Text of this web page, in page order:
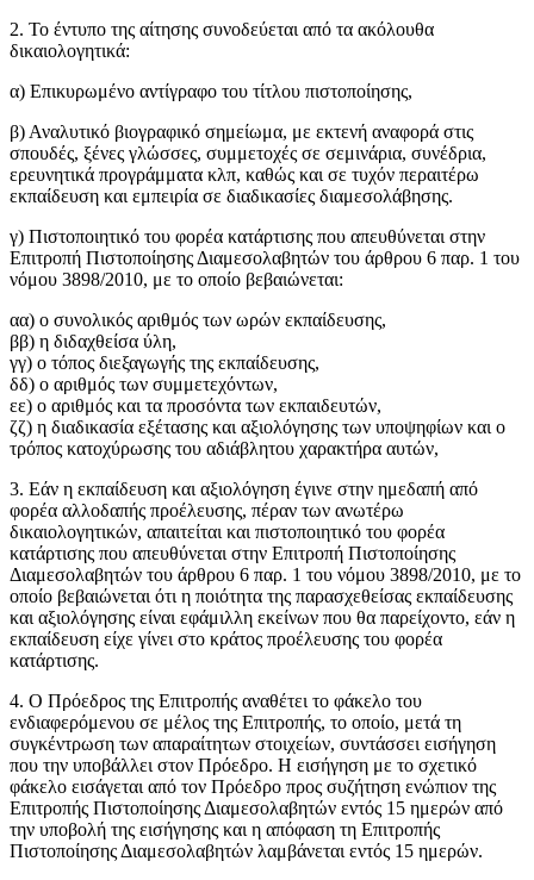
2. Το έντυπο της αίτησης συνοδεύεται από τα ακόλουθα
δικαιολογητικά:
α) Επικυρωμένο αντίγραφο του τίτλου πιστοποίησης,
β) Αναλυτικό βιογραφικό σημείωμα, με εκτενή αναφορά στις
σπουδές, ξένες γλώσσες, συμμετοχές σε σεμινάρια, συνέδρια,
ερευνητικά προγράμματα κλπ, καθώς και σε τυχόν περαιτέρω
εκπαίδευση και εμπειρία σε διαδικασίες διαμεσολάβησης.
γ) Πιστοποιητικό του φορέα κατάρτισης που απευθύνεται στην
Επιτροπή Πιστοποίησης Διαμεσολαβητών του άρθρου 6 παρ. 1 του
νόμου 3898/2010, με το οποίο βεβαιώνεται:
αα) ο συνολικός αριθμός των ωρών εκπαίδευσης,
ββ) η διδαχθείσα ύλη,
γγ) ο τόπος διεξαγωγής της εκπαίδευσης,
δδ) ο αριθμός των συμμετεχόντων,
εε) ο αριθμός και τα προσόντα των εκπαιδευτών,
ζζ) η διαδικασία εξέτασης και αξιολόγησης των υποψηφίων και ο
τρόπος κατοχύρωσης του αδιάβλητου χαρακτήρα αυτών,
3. Εάν η εκπαίδευση και αξιολόγηση έγινε στην ημεδαπή από
φορέα αλλοδαπής προέλευσης, πέραν των ανωτέρω
δικαιολογητικών, απαιτείται και πιστοποιητικό του φορέα
κατάρτισης που απευθύνεται στην Επιτροπή Πιστοποίησης
Διαμεσολαβητών του άρθρου 6 παρ. 1 του νόμου 3898/2010, με το
οποίο βεβαιώνεται ότι η ποιότητα της παρασχεθείσας εκπαίδευσης
και αξιολόγησης είναι εφάμιλλη εκείνων που θα παρείχοντο, εάν η
εκπαίδευση είχε γίνει στο κράτος προέλευσης του φορέα
κατάρτισης.
4. Ο Πρόεδρος της Επιτροπής αναθέτει το φάκελο του
ενδιαφερόμενου σε μέλος της Επιτροπής, το οποίο, μετά τη
συγκέντρωση των απαραίτητων στοιχείων, συντάσσει εισήγηση
που την υποβάλλει στον Πρόεδρο. Η εισήγηση με το σχετικό
φάκελο εισάγεται από τον Πρόεδρο προς συζήτηση ενώπιον της
Επιτροπής Πιστοποίησης Διαμεσολαβητών εντός 15 ημερών από
την υποβολή της εισήγησης και η απόφαση τη Επιτροπής
Πιστοποίησης Διαμεσολαβητών λαμβάνεται εντός 15 ημερών.